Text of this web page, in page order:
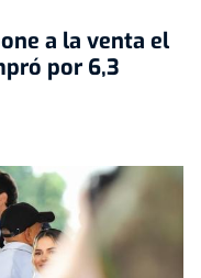
a la venta el
por 6,3